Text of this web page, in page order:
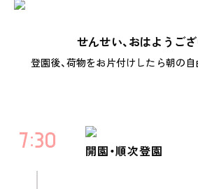
せんせい、おはようござ
登園後、荷物をお片付けしたら朝の自
7 30 開園・順次登園